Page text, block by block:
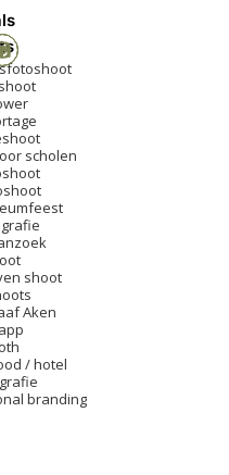
scholen
shoot
Aken
/ hotel
branding